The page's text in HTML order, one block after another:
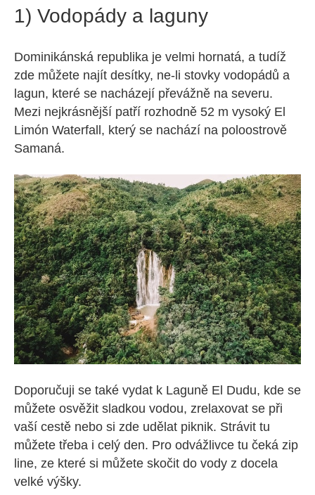
1) Vodopády a laguny
Dominikánská republika je velmi hornatá, a tudíž
zde můžete najít desítky, ne-li stovky vodopádů a
lagun, které se nacházejí převážně na severu.
Mezi nejkrásnější patří rozhodně 52 m vysoký El
Limón Waterfall, který se nachází na poloostrově
Samaná.
Doporučuji se také vydat k Laguně El Dudu, kde se
můžete osvěžit sladkou vodou, zrelaxovat se při
vaší cestě nebo si zde udělat piknik. Strávit tu
můžete třeba i celý den. Pro odvážlivce tu čeká zip
line, ze které si můžete skočit do vody z docela
velké výšky.